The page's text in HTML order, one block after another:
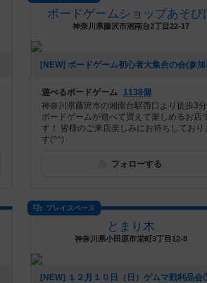
ボードゲームショップあそび
神奈川県藤沢市湘南台2丁目22-17
[NEW]
遊べるボードゲーム
1138個
神奈川県藤沢市の湘南台駅西口より徒歩3分
ボードゲームが遊べて買えて楽しめるお店
す！ 皆様のご来店楽しみにお待ちしており
す(^^)
フォローする
プレイスペース
とまり木
神奈川県小田原市栄町3丁目12-8